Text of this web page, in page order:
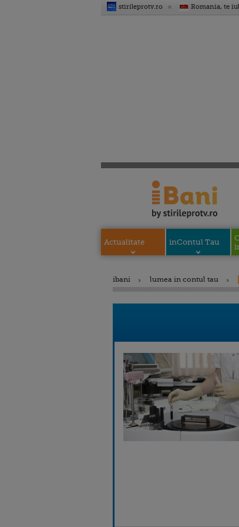
stirileprotv.ro Romania, te
Actualitate inContul Tau
ibani lumea in contul tau